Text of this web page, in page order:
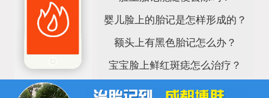
婴儿脸上的胎记是怎样形成的？
额头上有黑色胎记怎么办？
宝宝脸上鲜红斑痣怎么治疗？